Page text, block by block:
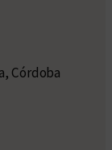
Córdoba